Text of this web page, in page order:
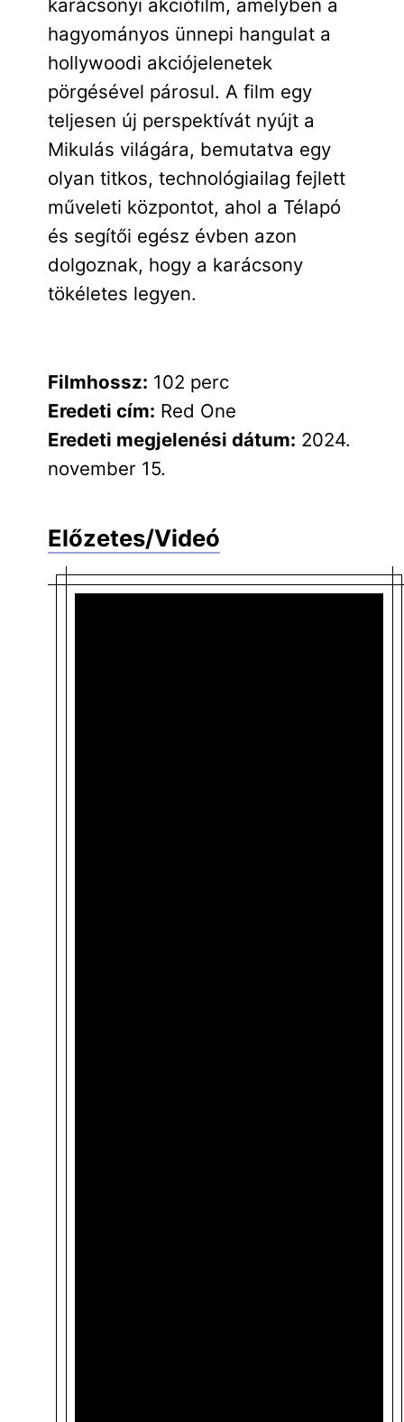
karácsonyi akciófilm, amelyben a
hagyományos ünnepi hangulat a
hollywoodi akciójelenetek
pörgésével párosul. A film egy
teljesen új perspektívát nyújt a
Mikulás világára, bemutatva egy
olyan titkos, technológiailag fejlett
műveleti központot, ahol a Télapó
és segítői egész évben azon
dolgoznak, hogy a karácsony
tökéletes legyen.
Filmhossz: 102 perc
Eredeti cím: Red One
Eredeti megjelenési dátum: 2024.
november 15.
Előzetes/Videó